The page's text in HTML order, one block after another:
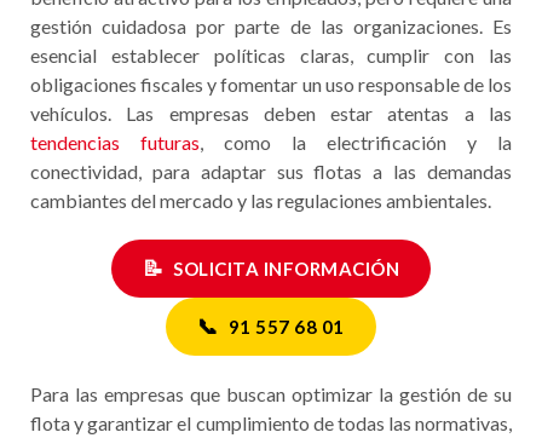
gestión cuidadosa por parte de las organizaciones. Es
esencial establecer políticas claras, cumplir con las
obligaciones fiscales y fomentar un uso responsable de los
vehículos. Las empresas deben estar atentas a las
tendencias futuras , como la electrificación y la
conectividad, para adaptar sus flotas a las demandas
cambiantes del mercado y las regulaciones ambientales.
📝 SOLICITA INFORMACIÓN
📞 91 557 68 01
Para las empresas que buscan optimizar la gestión de su
flota y garantizar el cumplimiento de todas las normativas,